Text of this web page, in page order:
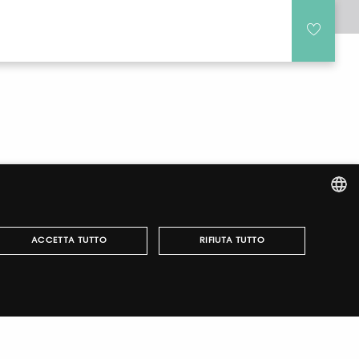
ITALIAN
ENGLISH
ACCETTA TUTTO RIFIUTA TUTTO